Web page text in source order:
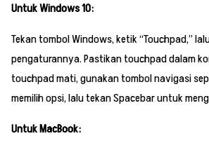
Untuk Windows 10:
Tekan tombol Windows, ketik “Touchpad,”
pengaturannya. Pastikan touchpad dalam
touchpad mati, gunakan tombol navigasi
memilih opsi, lalu tekan Spacebar untuk
Untuk MacBook: